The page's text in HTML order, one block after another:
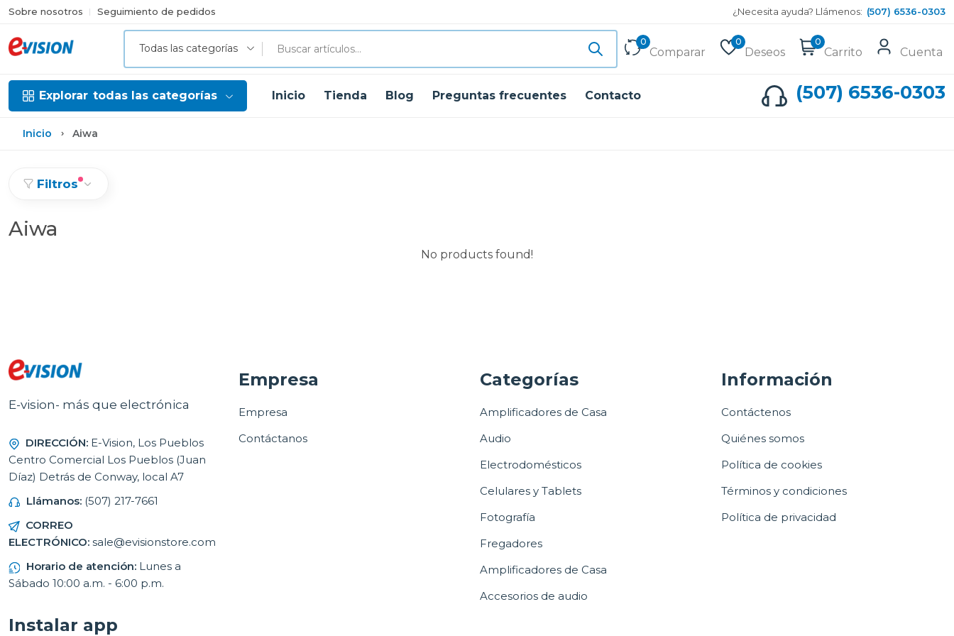
Sobre nosotros Seguimiento de pedidos ¿Necesita ayuda? Llámenos: (507) 6536-0303
Todas las categorías
0
Comparar
0
Deseos
0
Carrito Cuenta
Explorar todas las categorías Inicio Tienda Blog Preguntas frecuentes Contacto (507) 6536-0303
Inicio Aiwa
Filtros
Aiwa
No products found!
E-vision- más que electrónica
DIRECCIÓN: E-Vision, Los Pueblos
Centro Comercial Los Pueblos (Juan
Díaz) Detrás de Conway, local A7
Llámanos: (507) 217-7661
CORREO
ELECTRÓNICO: sale@evisionstore.com
Horario de atención: Lunes a
Sábado 10:00 a.m. - 6:00 p.m.
Empresa
Empresa
Contáctanos
Categorías
Amplificadores de Casa
Audio
Electrodomésticos
Celulares y Tablets
Fotografía
Fregadores
Amplificadores de Casa
Accesorios de audio
Información
Contáctenos
Quiénes somos
Política de cookies
Términos y condiciones
Política de privacidad
Instalar app